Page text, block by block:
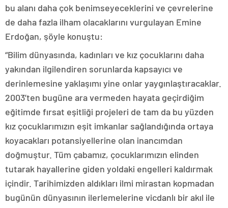
bu alanı daha çok benimseyeceklerini ve çevrelerine
de daha fazla ilham olacaklarını vurgulayan Emine
Erdoğan, şöyle konuştu:
“Bilim dünyasında, kadınları ve kız çocuklarını daha
yakından ilgilendiren sorunlarda kapsayıcı ve
derinlemesine yaklaşımı yine onlar yaygınlaştıracaklar.
2003’ten bugüne ara vermeden hayata geçirdiğim
eğitimde fırsat eşitliği projeleri de tam da bu yüzden
kız çocuklarımızın eşit imkanlar sağlandığında ortaya
koyacakları potansiyellerine olan inancımdan
doğmuştur. Tüm çabamız, çocuklarımızın elinden
tutarak hayallerine giden yoldaki engelleri kaldırmak
içindir. Tarihimizden aldıkları ilmi mirastan kopmadan
bugünün dünyasının ilerlemelerine vicdanlı bir akıl ile